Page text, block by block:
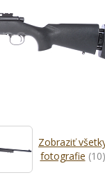
Zobraziť
fotografie (10)